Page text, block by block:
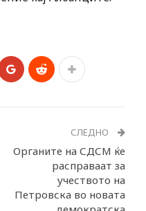
СЛЕДНО
Органите на СДСМ ќе
расправаат за
учеството на
Петровска во новата